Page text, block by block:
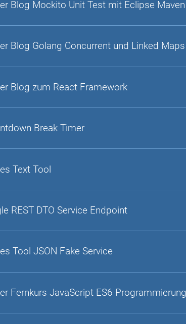
Blog Mockito Unit Test mit Eclipse Maven
Blog Golang Concurrent und Linked Maps
Blog zum React Framework
Break Timer
Text Tool
REST DTO Service Endpoint
Tool JSON Fake Service
Fernkurs JavaScript ES6 Programmierung